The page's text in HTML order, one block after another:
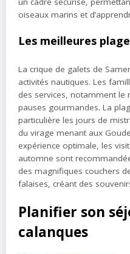
oiseaux marins et
Les meilleures
La crique de galets de
activités nautiques. Les
des services, notamment le
pauses gourmandes. La
particulière les jours de
du virage menant aux
expérience optimale, les
automne sont
des magnifiques couchers
falaises, créant des
Planifier son
calanques